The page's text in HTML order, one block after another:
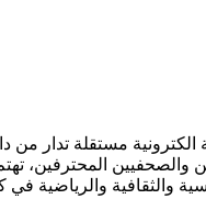
الكترونية مستقلة تدار من
والصحفيين المحترفين،
والثقافية والرياضية في